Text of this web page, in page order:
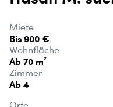
Miete
Bis 900 €
Wohnfläche
Ab 70 m²
Zimmer
Ab 4